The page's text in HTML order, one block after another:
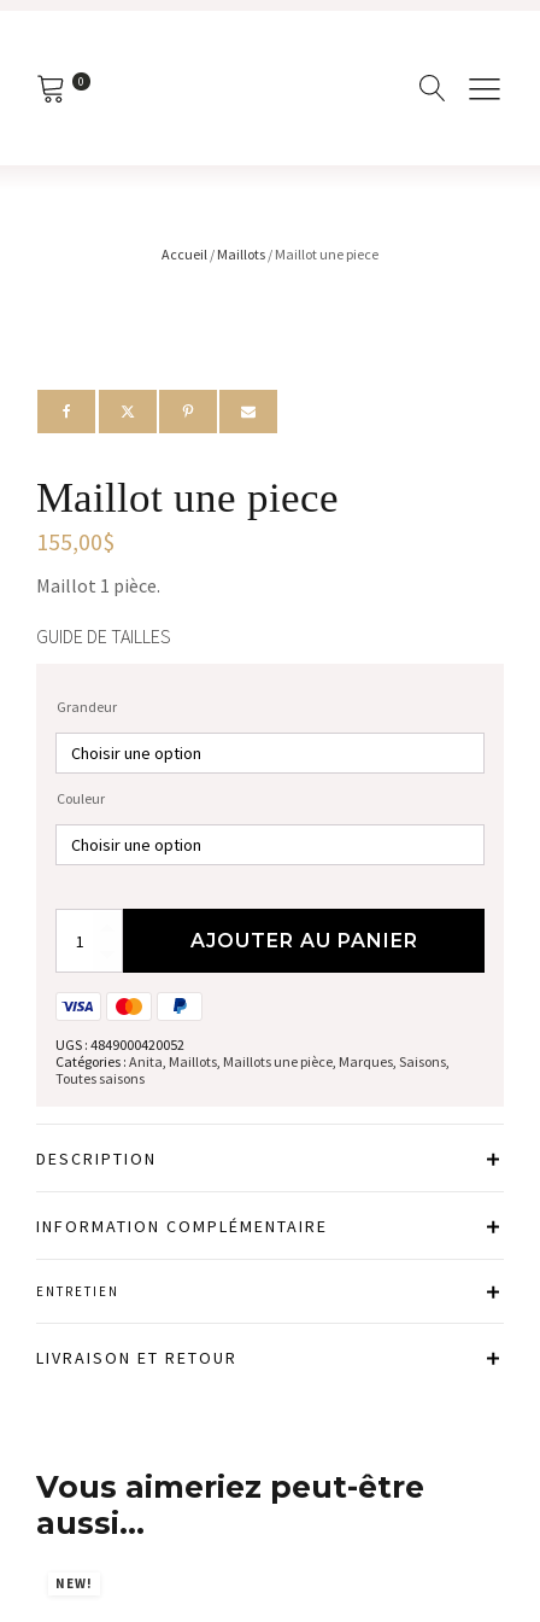
0
Accueil / Maillots / Maillot une piece
Maillot une piece
155,00$
Maillot 1 pièce.
GUIDE DE TAILLES
Grandeur
Couleur
une
piece
AJOUTER AU PANIER
UGS : 4849000420052
Catégories : Anita, Maillots, Maillots une pièce, Marques, Saisons,
Toutes saisons
DESCRIPTION
INFORMATION COMPLÉMENTAIRE
ENTRETIEN
LIVRAISON ET RETOUR
Vous aimeriez peut-être
aussi…
NEW!